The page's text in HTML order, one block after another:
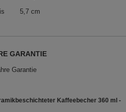
5,7 cm
GARANTIE
Garantie
Kaffeebecher 360 ml -